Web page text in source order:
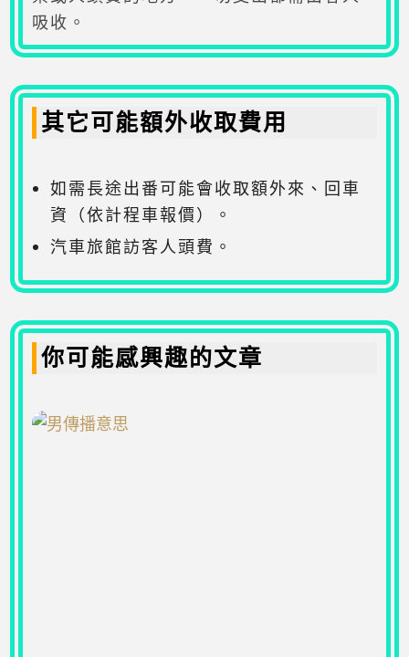
吸收。
其它可能額外收取費用
如需長途出番可能會收取額外來、回車
資（依計程車報價）。
汽車旅館訪客人頭費。
你可能感興趣的文章